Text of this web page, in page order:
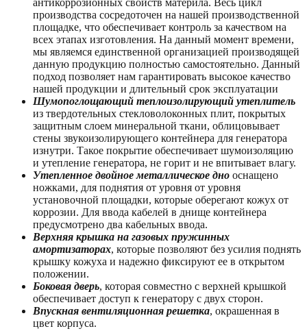
производства сосредоточен на нашей производственной
площадке, что обеспечивает контроль за качеством на
всех этапах изготовления. На данный момент времени,
мы являемся единственной организацией производящей
данную продукцию полностью самостоятельно. Данный
подход позволяет нам гарантировать высокое качество
нашей продукции и длительный срок эксплуатации
Шумопоглощающий теплоизолирующий утеплитель
из твердотельных стекловолоконных плит, покрытых
защитным слоем минеральной ткани, облицовывает
стены звукоизолирующего контейнера для генератора
изнутри. Такое покрытие обеспечивает шумоизоляцию
и утепление генератора, не горит и не впитывает влагу.
Утепленное двойное металлическое дно оснащено
ножками, для поднятия от уровня от уровня
установочной площадки, которые оберегают кожух от
коррозии. Для ввода кабелей в днище контейнера
предусмотрено два кабельных ввода.
Верхняя крышка на газовых пружинных
амортизаторах, которые позволяют без усилия поднять
крышку кожуха и надежно фиксируют ее в открытом
положении.
Боковая дверь, которая совместно с верхней крышкой
обеспечивает доступ к генератору с двух сторон.
Впускная вентиляционная решетка, окрашенная в
цвет корпуса.